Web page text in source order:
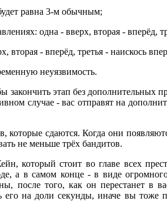
равна 3-м обычным;
одна - вверх, вторая - вперёд,
вторая - вперёд, третья - наискось
неуязвимость.
этап без дополнительных
случае - вас отправят на
сдаются. Когда они
не меньше трёх бандитов.
который стоит во главе всех
а в самом конце - в виде
после того, как он перестанет в
на доли секунды, иначе вы тоже